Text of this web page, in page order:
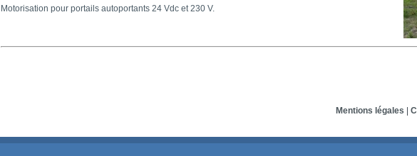
Motorisation pour portails autoportants 24 Vdc et 230 V.
Mentions légales